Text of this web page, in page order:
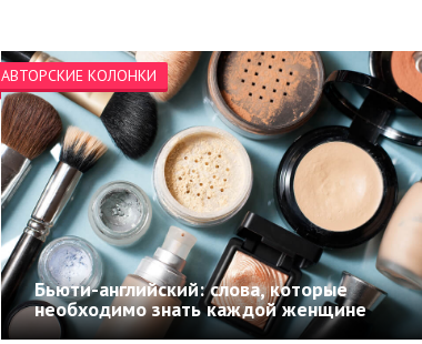
АВТОРСКИЕ КОЛОНКИ
Бьюти-английский: слова, которые
необходимо знать каждой женщине